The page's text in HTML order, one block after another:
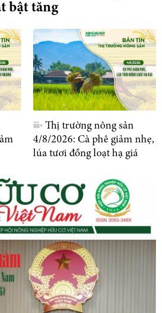
bật tăng
Thị trường nông sản
4/8/2026: Cà phê giảm nhẹ,
lúa tươi đồng loạt hạ giá